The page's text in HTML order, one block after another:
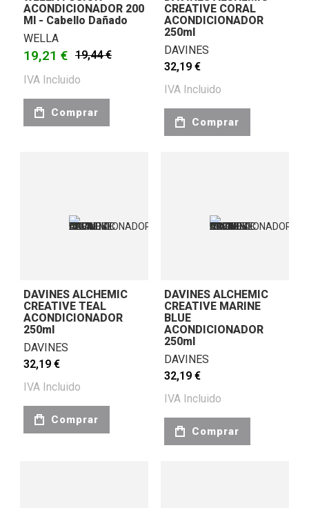
ACONDICIONADOR 200
Ml - Cabello Dañado
WELLA
19,21 € 19,44 €
IVA Incluido
Comprar
CREATIVE CORAL
ACONDICIONADOR
250ml
DAVINES
32,19 €
IVA Incluido
Comprar
DAVINES ALCHEMIC
CREATIVE TEAL
ACONDICIONADOR
250ml
DAVINES
32,19 €
IVA Incluido
Comprar
DAVINES ALCHEMIC
CREATIVE MARINE
BLUE
ACONDICIONADOR
250ml
DAVINES
32,19 €
IVA Incluido
Comprar